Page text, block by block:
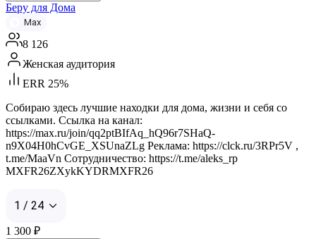
Беру для Дома
Max
8 126
Женская аудитория
ERR 25%
Собираю здесь лучшие находки для дома, жизни и себя со
ссылками. Ссылка на канал:
https://max.ru/join/qq2ptBIfAq_hQ96r7SHaQ-
n9X04H0hCvGE_XSUnaZLg Реклама: https://clck.ru/3RPr5V ,
t.me/MaaVn Сотрудничество: https://t.me/aleks_rp
MXFR26ZXykKYDRMXFR26
1 / 24
1 300 ₽